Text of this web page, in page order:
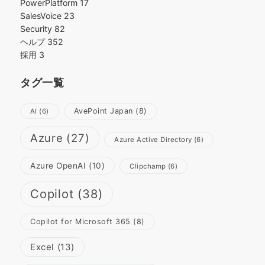
PowerPlatform 17
SalesVoice 23
Security 82
ヘルプ 352
採用 3
タグ一覧
AI (6) AvePoint Japan (8)
Azure (27) Azure Active Directory (6)
Azure OpenAI (10) Clipchamp (6)
Copilot (38)
Copilot for Microsoft 365 (8)
Excel (13)